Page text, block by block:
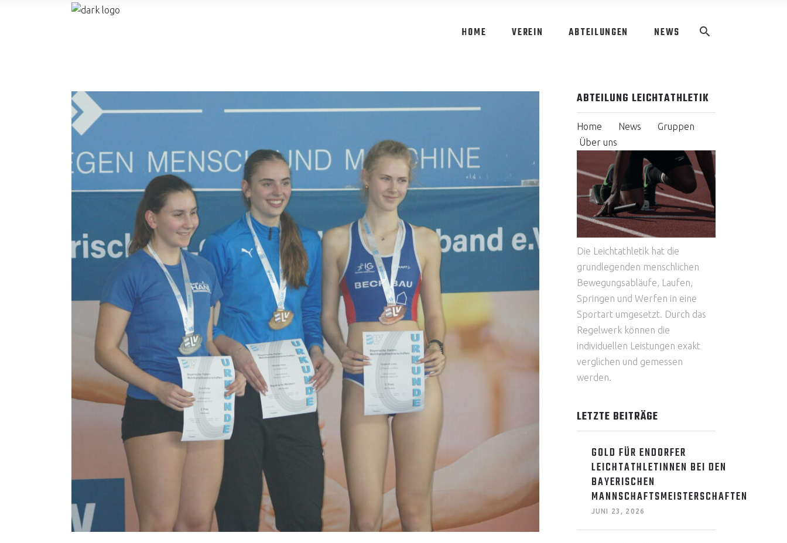
HOME VEREIN ABTEILUNGEN NEWS
ABTEILUNG LEICHTATHLETIK
Home News
Gruppen
Über uns
Die Leichtathletik hat die
grundlegenden menschlichen
Bewegungsabläufe, Laufen,
Springen und Werfen in eine
Sportart umgesetzt. Durch das
Regelwerk können die
individuellen Leistungen exakt
verglichen und gemessen
werden.
LETZTE BEITRÄGE
GOLD FÜR ENDORFER
LEICHTATHLETINNEN BEI DEN
BAYERISCHEN
MANNSCHAFTSMEISTERSCHAFTEN
JUNI 23, 2026